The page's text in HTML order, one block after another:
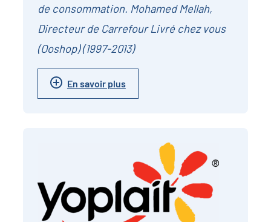
de consommation. Mohamed Mellah,
Directeur de Carrefour Livré chez vous
(Ooshop) (1997-2013)
En savoir plus